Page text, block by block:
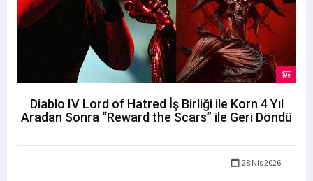
Diablo IV Lord of Hatred İş Birliği ile Korn 4 Yıl
Aradan Sonra “Reward the Scars” ile Geri Döndü
28 Nis 2026